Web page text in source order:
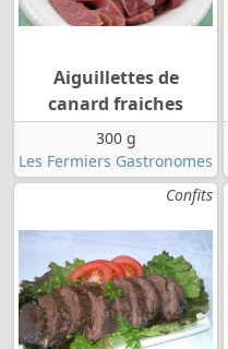
Aiguillettes de
canard fraiches
300 g
Les Fermiers Gastronomes
Confits